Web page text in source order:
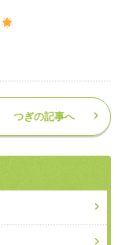
つぎの記事へ